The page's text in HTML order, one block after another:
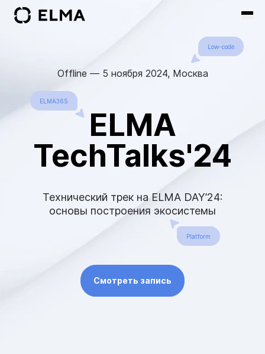
Offline — 5 ноября 2024, Москва
Low-code
ELMA
TechTalks'24
ELMA365
Platform
Технический трек на ELMA DAY’24:
основы построения экосистемы
Смотреть запись